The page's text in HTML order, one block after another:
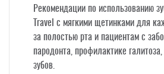
Рекомендации по использованию
Travel с мягкими щетинками для
за полостью рта и пациентам с
пародонта, профилактике галитоза,
зубов.